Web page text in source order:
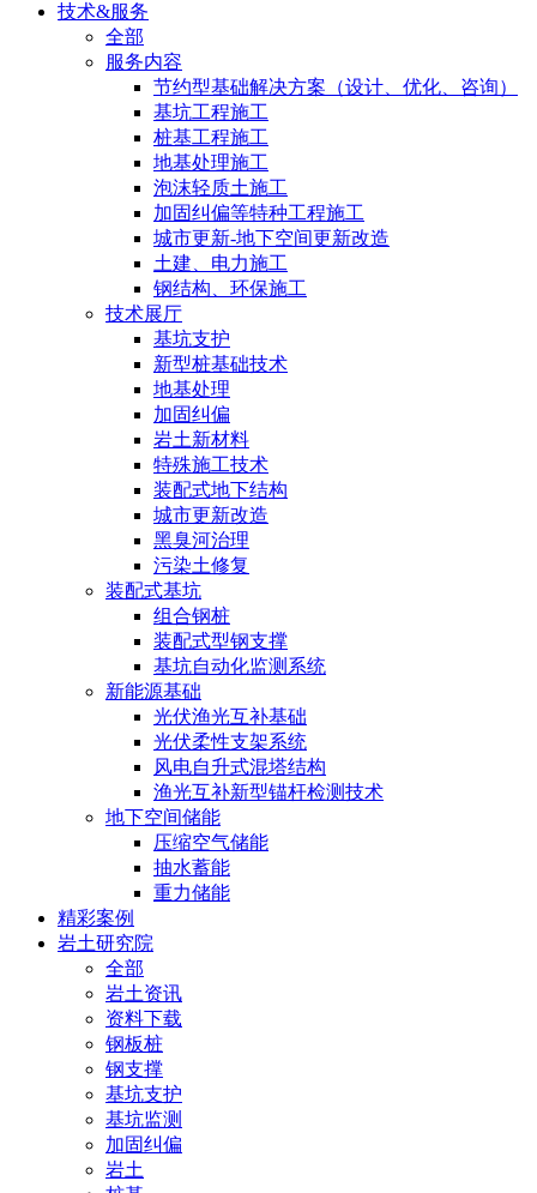
技术&服务
全部
服务内容
节约型基础解决方案（设计、优化、咨询）
基坑工程施工
桩基工程施工
地基处理施工
泡沫轻质土施工
加固纠偏等特种工程施工
城市更新-地下空间更新改造
土建、电力施工
钢结构、环保施工
技术展厅
基坑支护
新型桩基础技术
地基处理
加固纠偏
岩土新材料
特殊施工技术
装配式地下结构
城市更新改造
黑臭河治理
污染土修复
装配式基坑
组合钢桩
装配式型钢支撑
基坑自动化监测系统
新能源基础
光伏渔光互补基础
光伏柔性支架系统
风电自升式混塔结构
渔光互补新型锚杆检测技术
地下空间储能
压缩空气储能
抽水蓄能
重力储能
精彩案例
岩土研究院
全部
岩土资讯
资料下载
钢板桩
钢支撑
基坑支护
基坑监测
加固纠偏
岩土